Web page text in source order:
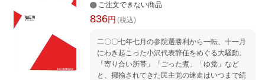
ご注文できない商品
836円 (税込)
二〇〇七年七月の参院選勝利から一転、十一月
にわき起こった小沢代表辞任をめぐる大騒動。
「寄り合い所帯」「ごった煮」「ゆ党」など
と、揶揄されてきた民主党の迷走はいつまで続